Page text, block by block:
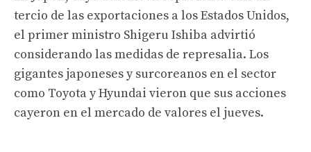
tercio de las exportaciones a los Estados Unidos,
el primer ministro Shigeru Ishiba advirtió
considerando las medidas de represalia. Los
gigantes japoneses y surcoreanos en el sector
como Toyota y Hyundai vieron que sus acciones
cayeron en el mercado de valores el jueves.